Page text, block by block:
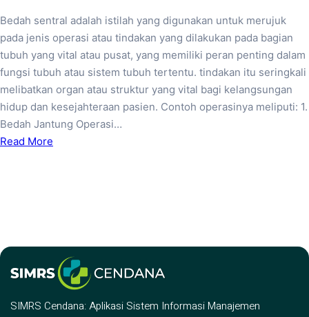
Bedah sentral adalah istilah yang digunakan untuk merujuk
pada jenis operasi atau tindakan yang dilakukan pada bagian
tubuh yang vital atau pusat, yang memiliki peran penting dalam
fungsi tubuh atau sistem tubuh tertentu. tindakan itu seringkali
melibatkan organ atau struktur yang vital bagi kelangsungan
hidup dan kesejahteraan pasien. Contoh operasinya meliputi: 1.
Bedah Jantung Operasi…
Read More
SIMRS Cendana: Aplikasi Sistem Informasi Manajemen